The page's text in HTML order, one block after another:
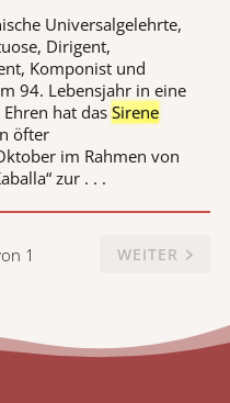
Universalgelehrte,
Dirigent,
Komponist und
94. Lebensjahr in eine
hat das Sirene
öfter
im Rahmen von
zur . . .
1 WEITER